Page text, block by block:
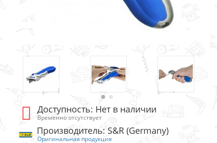
Доступность: Нет в наличии
Временно отсутствует
Производитель: S&R (Germany)
Оригинальная продукция